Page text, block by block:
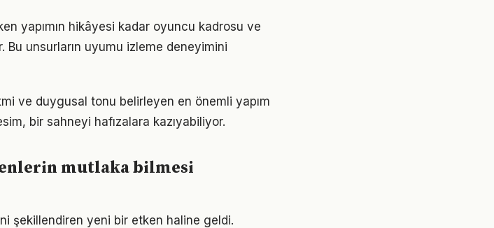
yapımın hikâyesi kadar oyuncu kadrosu ve
unsurların uyumu izleme deneyimini
ve duygusal tonu belirleyen en önemli yapım
bir sahneyi hafızalara kazıyabiliyor.
mutlaka bilmesi
şekillendiren yeni bir etken haline geldi.